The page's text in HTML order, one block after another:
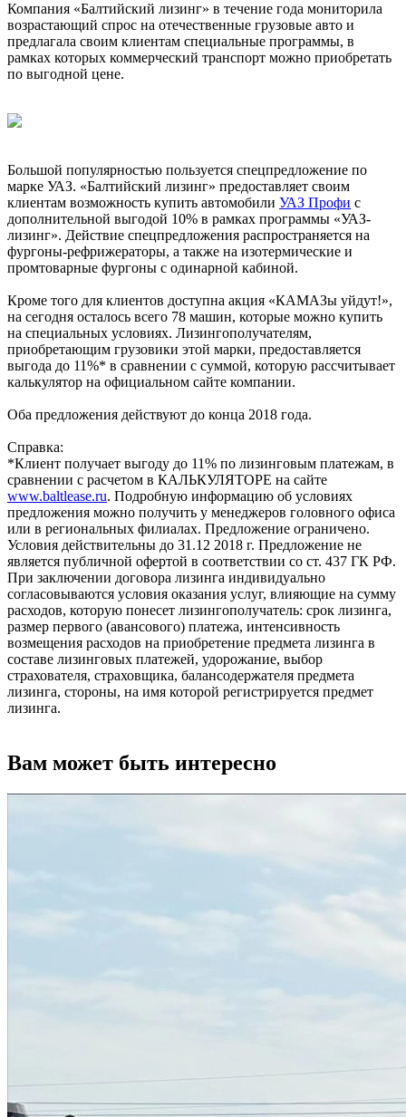
Компания «Балтийский лизинг» в течение года мониторила
возрастающий спрос на отечественные грузовые авто и
предлагала своим клиентам специальные программы, в
рамках которых коммерческий транспорт можно приобретать
по выгодной цене.
Большой популярностью пользуется спецпредложение по
марке УАЗ. «Балтийский лизинг» предоставляет своим
клиентам возможность купить автомобили УАЗ Профи с
дополнительной выгодой 10% в рамках программы «УАЗ-
лизинг». Действие спецпредложения распространяется на
фургоны-рефрижераторы, а также на изотермические и
промтоварные фургоны с одинарной кабиной.
Кроме того для клиентов доступна акция «КАМАЗы уйдут!»,
на сегодня осталось всего 78 машин, которые можно купить
на специальных условиях. Лизингополучателям,
приобретающим грузовики этой марки, предоставляется
выгода до 11%* в сравнении с суммой, которую рассчитывает
калькулятор на официальном сайте компании.
Оба предложения действуют до конца 2018 года.
Справка:
*Клиент получает выгоду до 11% по лизинговым платежам, в
сравнении с расчетом в КАЛЬКУЛЯТОРЕ на сайте
www.baltlease.ru. Подробную информацию об условиях
предложения можно получить у менеджеров головного офиса
или в региональных филиалах. Предложение ограничено.
Условия действительны до 31.12 2018 г. Предложение не
является публичной офертой в соответствии со ст. 437 ГК РФ.
При заключении договора лизинга индивидуально
согласовываются условия оказания услуг, влияющие на сумму
расходов, которую понесет лизингополучатель: срок лизинга,
размер первого (авансового) платежа, интенсивность
возмещения расходов на приобретение предмета лизинга в
составе лизинговых платежей, удорожание, выбор
страхователя, страховщика, балансодержателя предмета
лизинга, стороны, на имя которой регистрируется предмет
лизинга.
Вам может быть интересно